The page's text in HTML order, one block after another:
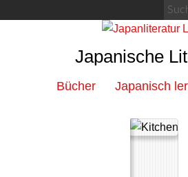
Japanische
Bücher Japanisch